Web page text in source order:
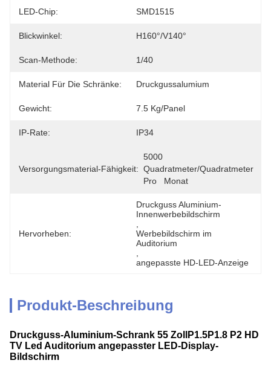
LED-Chip: SMD1515
Blickwinkel: H160°/V140°
Scan-Methode: 1/40
Material Für Die Schränke: Druckgussalumium
Gewicht: 7.5 Kg/Panel
IP-Rate: IP34
Versorgungsmaterial-Fähigkeit:
5000
Quadratmeter/Quadratmeter
Pro   Monat
Hervorheben:
Druckguss Aluminium-
Innenwerbebildschirm
Werbebildschirm im
Auditorium
angepasste HD-LED-Anzeige
Produkt-Beschreibung
Druckguss-Aluminium-Schrank 55 ZollP1.5P1.8 P2 HD
TV Led Auditorium angepasster LED-Display-
Bildschirm